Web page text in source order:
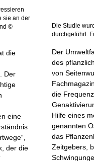
sie an der
©
die
Der
eine
der die
Die Studie
durchgeführt.
Der
des
von
Fachmagazin
die
Hilfe eines
genannten
das
Zeitgebers,